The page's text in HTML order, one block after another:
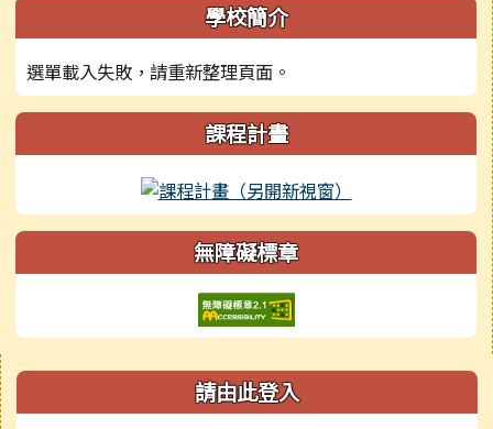
學校簡介
選單載入失敗，請重新整理頁面。
課程計畫
無障礙標章
右邊區域內容 請由此登入